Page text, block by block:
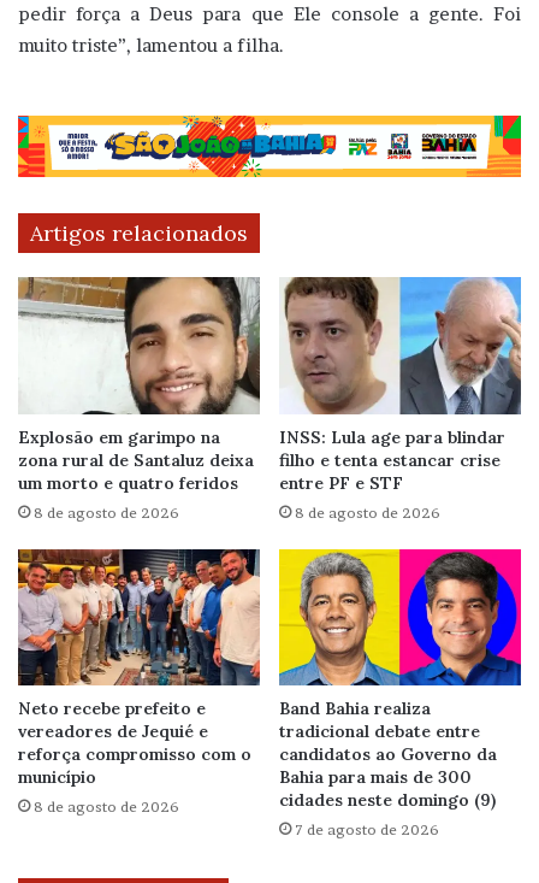
pedir força a Deus para que Ele console a gente. Foi
muito triste”, lamentou a filha.
Artigos relacionados
Explosão em garimpo na
zona rural de Santaluz deixa
um morto e quatro feridos
8 de agosto de 2026
INSS: Lula age para blindar
filho e tenta estancar crise
entre PF e STF
8 de agosto de 2026
Neto recebe prefeito e
vereadores de Jequié e
reforça compromisso com o
município
8 de agosto de 2026
Band Bahia realiza
tradicional debate entre
candidatos ao Governo da
Bahia para mais de 300
cidades neste domingo (9)
7 de agosto de 2026